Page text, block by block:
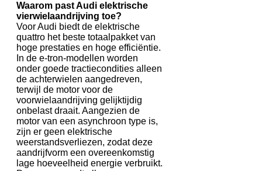
Waarom past Audi elektrische
vierwielaandrijving toe?
Voor Audi biedt de elektrische
quattro het beste totaalpakket van
hoge prestaties en hoge efficiëntie.
In de e-tron-modellen worden
onder goede tractiecondities alleen
de achterwielen aangedreven,
terwijl de motor voor de
voorwielaandrijving gelijktijdig
onbelast draait. Aangezien de
motor van een asynchroon type is,
zijn er geen elektrische
weerstandsverliezen, zodat deze
aandrijfvorm een ​​overeenkomstig
lage hoeveelheid energie verbruikt.